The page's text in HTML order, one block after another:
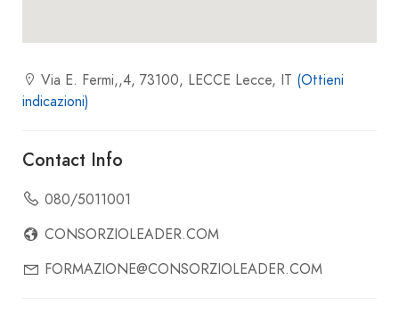
Via E. Fermi,,4, 73100, LECCE Lecce, IT (Ottieni
indicazioni)
Contact Info
080/5011001
CONSORZIOLEADER.COM
FORMAZIONE@CONSORZIOLEADER.COM